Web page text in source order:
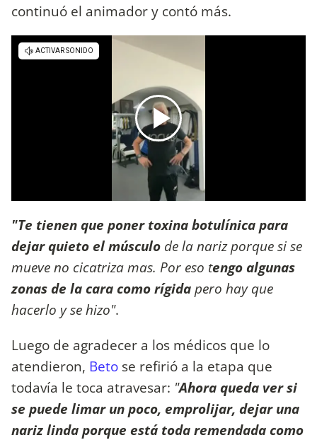
continuó el animador y contó más.
"Te tienen que poner toxina botulínica para
dejar quieto el músculo de la nariz porque si se
mueve no cicatriza mas. Por eso tengo algunas
zonas de la cara como rígidapero hay que
hacerlo y se hizo".
Luego de agradecer a los médicos que lo
atendieron, Beto se refirió a la etapa que
todavía le toca atravesar: "Ahora queda ver si
se puede limar un poco, emprolijar, dejar una
nariz linda porque está toda remendada como